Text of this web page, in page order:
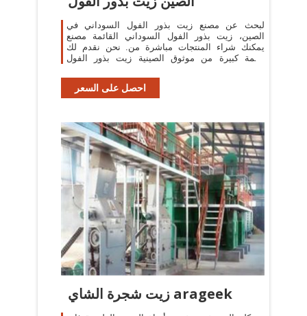
لبحث عن مصنع زيت بذور الفول السوداني في
الصين، زيت بذور الفول السوداني القائمة مصنع
يمكنك شراء المنتجات مباشرة من. نحن نقدم لك
قائمة كبيرة من موثوق الصينية زيت بذور الفول
احصل على السعر
زيت شجرة الشاي arageek